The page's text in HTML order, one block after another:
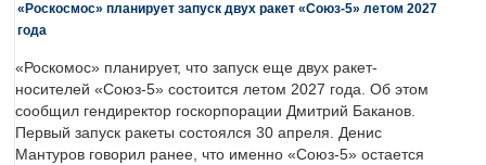
«Роскосмос» планирует запуск двух ракет «Союз-5» летом 2027
года
«Роскомос» планирует, что запуск еще двух ракет-
носителей «Союз-5» состоится летом 2027 года. Об этом
сообщил гендиректор госкорпорации Дмитрий Баканов.
Первый запуск ракеты состоялся 30 апреля. Денис
Мантуров говорил ранее, что именно «Союз-5» остается